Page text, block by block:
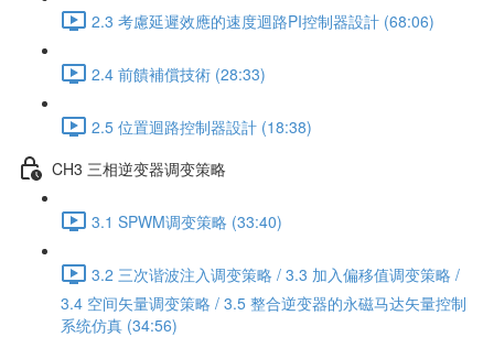
2.3 考慮延遲效應的速度迴路PI控制器設計 (68:06)
2.4 前饋補償技術 (28:33)
2.5 位置迴路控制器設計 (18:38)
CH3 三相逆变器调变策略
3.1 SPWM调变策略 (33:40)
3.2 三次谐波注入调变策略 / 3.3 加入偏移值调变策略 /
3.4 空间矢量调变策略 / 3.5 整合逆变器的永磁马达矢量控制
系统仿真 (34:56)